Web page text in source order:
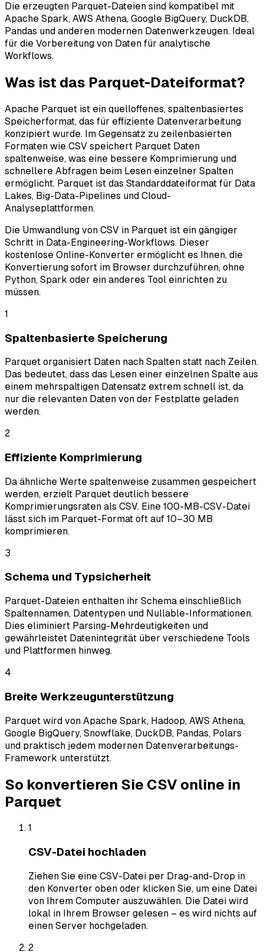
Die erzeugten Parquet-Dateien sind kompatibel mit
Apache Spark, AWS Athena, Google BigQuery, DuckDB,
Pandas und anderen modernen Datenwerkzeugen. Ideal
für die Vorbereitung von Daten für analytische
Workflows.
Was ist das Parquet-Dateiformat?
Apache Parquet ist ein quelloffenes, spaltenbasiertes
Speicherformat, das für effiziente Datenverarbeitung
konzipiert wurde. Im Gegensatz zu zeilenbasierten
Formaten wie CSV speichert Parquet Daten
spaltenweise, was eine bessere Komprimierung und
schnellere Abfragen beim Lesen einzelner Spalten
ermöglicht. Parquet ist das Standarddateiformat für Data
Lakes, Big-Data-Pipelines und Cloud-
Analyseplattformen.
Die Umwandlung von CSV in Parquet ist ein gängiger
Schritt in Data-Engineering-Workflows. Dieser
kostenlose Online-Konverter ermöglicht es Ihnen, die
Konvertierung sofort im Browser durchzuführen, ohne
Python, Spark oder ein anderes Tool einrichten zu
müssen.
1
Spaltenbasierte Speicherung
Parquet organisiert Daten nach Spalten statt nach Zeilen.
Das bedeutet, dass das Lesen einer einzelnen Spalte aus
einem mehrspaltigen Datensatz extrem schnell ist, da
nur die relevanten Daten von der Festplatte geladen
werden.
2
Effiziente Komprimierung
Da ähnliche Werte spaltenweise zusammen gespeichert
werden, erzielt Parquet deutlich bessere
Komprimierungsraten als CSV. Eine 100-MB-CSV-Datei
lässt sich im Parquet-Format oft auf 10–30 MB
komprimieren.
3
Schema und Typsicherheit
Parquet-Dateien enthalten ihr Schema einschließlich
Spaltennamen, Datentypen und Nullable-Informationen.
Dies eliminiert Parsing-Mehrdeutigkeiten und
gewährleistet Datenintegrität über verschiedene Tools
und Plattformen hinweg.
4
Breite Werkzeugunterstützung
Parquet wird von Apache Spark, Hadoop, AWS Athena,
Google BigQuery, Snowflake, DuckDB, Pandas, Polars
und praktisch jedem modernen Datenverarbeitungs-
Framework unterstützt.
So konvertieren Sie CSV online in
Parquet
1
CSV-Datei hochladen
Ziehen Sie eine CSV-Datei per Drag-and-Drop in
den Konverter oben oder klicken Sie, um eine Datei
von Ihrem Computer auszuwählen. Die Datei wird
lokal in Ihrem Browser gelesen – es wird nichts auf
einen Server hochgeladen.
2